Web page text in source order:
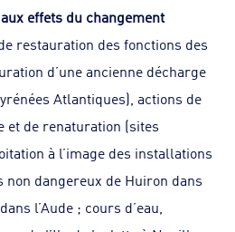
effets du changement
restauration des fonctions des
d’une ancienne décharge
Atlantiques), actions de
et de renaturation (sites
à l’image des installations
non dangereux de Huiron dans
l’Aude ; cours d’eau,